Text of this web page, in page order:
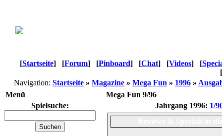
[Startseite] [Forum] [Pinboard] [Chat] [Videos] [
[
Navigation: Startseite » Magazine » Mega Fun » 1996 »
Menü
Mega Fun 9/96
Spielsuche:
Jahrgang 1996: 1/